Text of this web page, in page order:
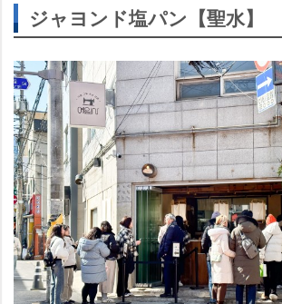
ジャヨンド塩パン【聖水】